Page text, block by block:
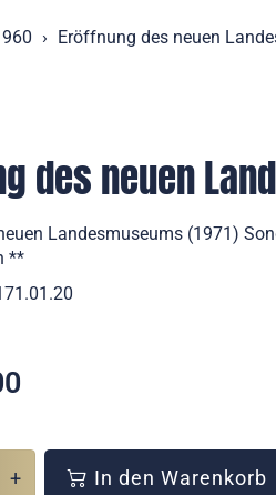
Eröffnung des neuen
des neuen
Landesmuseums (1971)
**
+ In den Warenkorb